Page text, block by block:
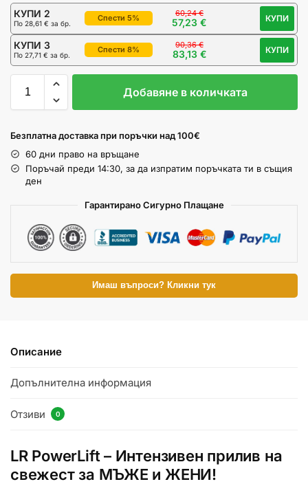
КУПИ 2
По 28,61 € за бр.
Спести 5% 60,24€
57,23 € КУПИ
КУПИ 3
По 27,71 € за бр.
Спести 8% 90,36€
83,13 € КУПИ
Добавяне в количката
Безплатна доставка при поръчки над 100€
60 дни право на връщане
Поръчай преди 14:30, за да изпратим поръчката ти в същия
ден
Гарантирано Сигурно Плащане
Имаш въпроси? Кликни тук
Описание
Допълнителна информация
Отзиви 0
LR PowerLift – Интензивен прилив на
свежест за МЪЖЕ и ЖЕНИ!